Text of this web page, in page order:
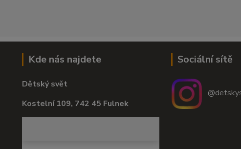
Kde nás najdete
Dětský svět
Kostelní 109, 742 45 Fulnek
Sociální sítě